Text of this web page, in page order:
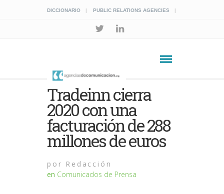
DICCIONARIO PUBLIC RELATIONS AGENCIES
Tradeinn cierra
2020 con una
facturación de 288
millones de euros
por Redacción
en Comunicados de Prensa